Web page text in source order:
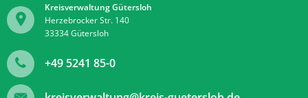
Kreisverwaltung Gütersloh
Herzebrocker Str. 140
33334Gütersloh
+49 5241 85-0